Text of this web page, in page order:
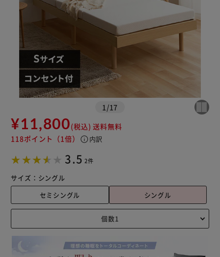
1 /17
¥11,800(税込) 送料無料
118ポイント （1倍） info 内訳
3.5 2件
サイズ： シングル
セミシングル
シングル